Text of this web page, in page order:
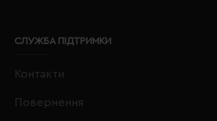
СЛУЖБА ПІДТРИМКИ
Контакти
Повернення